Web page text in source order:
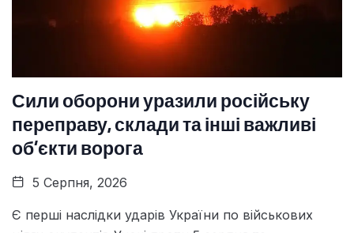
Сили оборони уразили російську
переправу, склади та інші важливі
об’єкти ворога
5 Серпня, 2026
Є перші наслідки ударів України по військових